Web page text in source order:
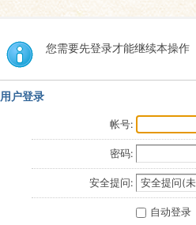
您需要先登录才能继续本操作
用户登录
帐号:
密码:
安全提问:
自动登录